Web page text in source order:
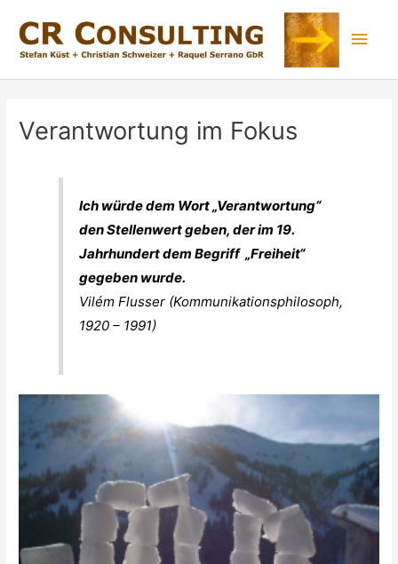
Verantwortung im Fokus
Ich würde dem Wort „Verantwortung“
den Stellenwert geben, der im 19.
Jahrhundert dem Begriff „Freiheit“
gegeben wurde.
Vilém Flusser (Kommunikationsphilosoph,
1920 – 1991)